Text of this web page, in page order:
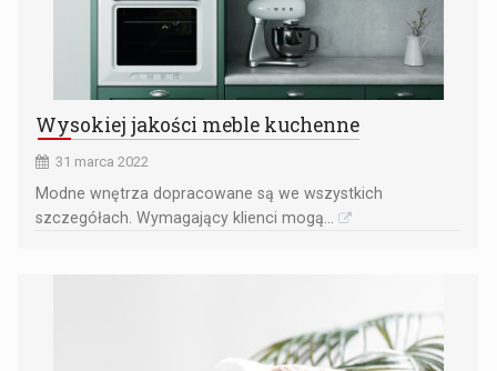
Wysokiej jakości meble kuchenne
31 marca 2022
Modne wnętrza dopracowane są we wszystkich
szczegółach. Wymagający klienci mogą...